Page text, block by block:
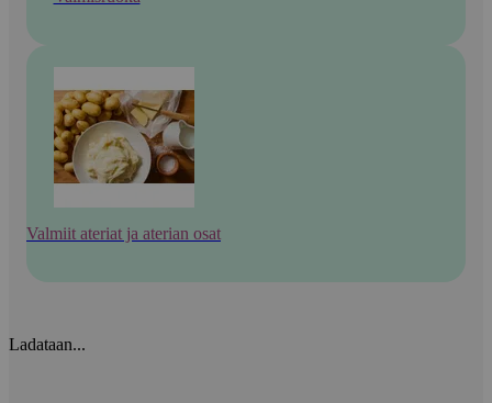
Valmiit ateriat ja aterian osat
Ladataan...